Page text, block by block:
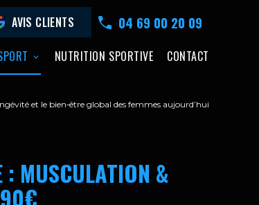
AVIS CLIENTS 04 69 00 20 09
NUTRITION SPORTIVE CONTACT
et le bien‑être global des femmes aujourd’hui
: MUSCULATION &